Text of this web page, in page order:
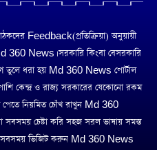
Feedback(প্রতিক্রিয়া) অনুয়ায়ী
360 News। সরকারি কিংবা বেসরকারি
তুলে ধরা হয় Md 360 News পোর্টাল
কেন্দ্র ও রাজ্য সরকারের যেকোনো রকম
নিয়মিত চোঁখ রাখুন Md 360
সবসময় চেষ্টা করি সহজ সরল ভাষায় সমস্ত
সবসময় ভিজিট করুন Md 360 News